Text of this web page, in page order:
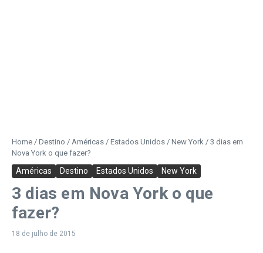
Home / Destino / Américas / Estados Unidos / New York / 3 dias em
Nova York o que fazer?
Américas Destino Estados Unidos New York
3 dias em Nova York o que
fazer?
18 de julho de 2015